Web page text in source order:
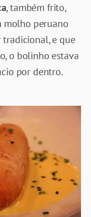
, também frito,
molho peruano
e que
o bolinho estava
por dentro.